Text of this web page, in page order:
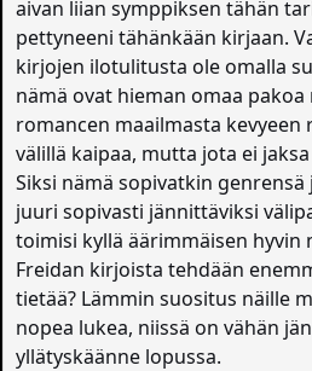
aivan liian symppiksen tähän
pettyneeni tähänkään kirjaan.
kirjojen ilotulitusta ole omalla
nämä ovat hieman omaa
romancen maailmasta
välillä kaipaa, mutta jota ei
Siksi nämä sopivatkin
juuri sopivasti jännittäviksi
toimisi kyllä äärimmäisen hyvin
Freidan kirjoista tehdään
tietää? Lämmin suositus näille
nopea lukea, niissä on vähän
yllätyskäänne lopussa.